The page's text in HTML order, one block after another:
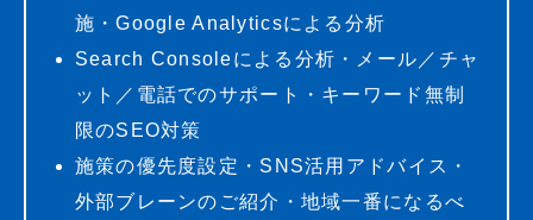
施・Google Analyticsによる分析
Search Consoleによる分析・メール／チャ
ット／電話でのサポート・キーワード無制
限のSEO対策
施策の優先度設定・SNS活用アドバイス・
外部ブレーンのご紹介・地域一番になるべ